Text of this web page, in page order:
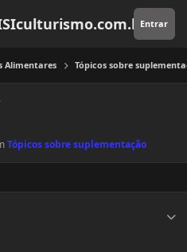
Entrar
Alimentares Tópicos sobre
Tópicos sobre suplementação